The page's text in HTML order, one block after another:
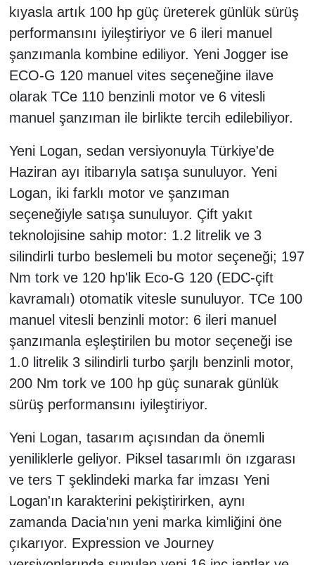
kıyasla artık 100 hp güç üreterek günlük sürüş
performansını iyileştiriyor ve 6 ileri manuel
şanzımanla kombine ediliyor. Yeni Jogger ise
ECO-G 120 manuel vites seçeneğine ilave
olarak TCe 110 benzinli motor ve 6 vitesli
manuel şanzıman ile birlikte tercih edilebiliyor.
Yeni Logan, sedan versiyonuyla Türkiye'de
Haziran ayı itibarıyla satışa sunuluyor. Yeni
Logan, iki farklı motor ve şanzıman
seçeneğiyle satışa sunuluyor. Çift yakıt
teknolojisine sahip motor: 1.2 litrelik ve 3
silindirli turbo beslemeli bu motor seçeneği; 197
Nm tork ve 120 hp'lik Eco-G 120 (EDC-çift
kavramalı) otomatik vitesle sunuluyor. TCe 100
manuel vitesli benzinli motor: 6 ileri manuel
şanzımanla eşleştirilen bu motor seçeneği ise
1.0 litrelik 3 silindirli turbo şarjlı benzinli motor,
200 Nm tork ve 100 hp güç sunarak günlük
sürüş performansını iyileştiriyor.
Yeni Logan, tasarım açısından da önemli
yeniliklerle geliyor. Piksel tasarımlı ön ızgarası
ve ters T şeklindeki marka far imzası Yeni
Logan'ın karakterini pekiştirirken, aynı
zamanda Dacia'nın yeni marka kimliğini öne
çıkarıyor. Expression ve Journey